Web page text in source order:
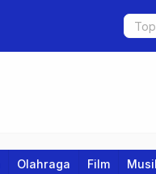
Timnas
Olahraga Film